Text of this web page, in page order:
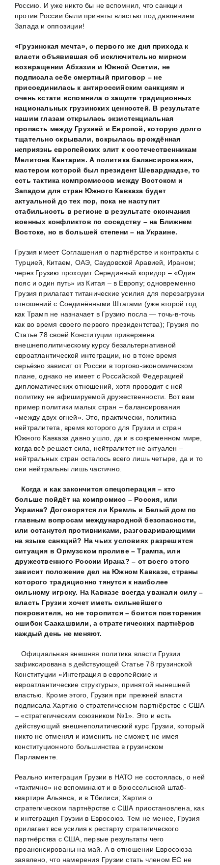
Россию. И уже никто бы не вспомнил, что санкции
против России были приняты властью под давлением
Запада и оппозиции!
«Грузинская мечта», с первого же дня прихода к
власти объявившая об исключительно мирном
возвращении Абхазии и Южной Осетии, не
подписала себе смертный приговор – не
присоединилась к антироссийским санкциям и
очень кстати вспомнила о защите традиционных
национальных грузинских ценностей. В результате
нашим глазам открылась экзистенциальная
пропасть между Грузией и Европой, которую долго
тщательно скрывали, вскрылась врождённая
неприязнь европейских элит к соотечественникам
Мелитона Кантария. А политика балансирования,
мастером которой был президент Шеварднадзе, то
есть тактика компромиссов между Востоком и
Западом для стран Южного Кавказа будет
актуальной до тех пор, пока не наступит
стабильность в регионе в результате окончания
военных конфликтов по соседству – на Ближнем
Востоке, но в большей степени – на Украине.
Грузия имеет Соглашения о партнёрстве и контракты с
Турцией, Китаем, ОАЭ, Саудовской Аравией, Ираном;
через Грузию проходит Серединный коридор – «Один
пояс и один путь» из Китая – в Европу; одновременно
Грузия прилагает титанические усилия для перезагрузки
отношений с Соединёнными Штатами (уже второй год
как Трамп не назначает в Грузию посла — точь-в-точь
как во время своего первого президентства); Грузия по
Статье 78 своей Конституции привержена
внешнеполитическому курсу безальтернативной
евроатлантической интеграции, но в тоже время
серьёзно зависит от России в торгово-экономическом
плане, однако не имеет с Российской Федерацией
дипломатических отношений, хотя проводит с ней
политику не афишируемой дружественности. Вот вам
пример политики малых стран – балансирования
«между двух огней». Это, практически, политика
нейтралитета, время которого для Грузии и стран
Южного Кавказа давно ушло, да и в современном мире,
когда всё решает сила, нейтралитет не актуален –
нейтральных стран осталось всего лишь четыре, да и то
они нейтральны лишь частично.
Когда и как закончится спецоперация – кто
больше пойдёт на компромисс – Россия, или
Украина? Договорятся ли Кремль и Белый дом по
главным вопросам международной безопасности,
или останутся противниками, разговаривающими
на языке санкций? На чьих условиях разрешится
ситуация в Ормузском проливе – Трампа, или
дружественного России Ирана? – от всего этого
зависит положение дел на Южном Кавказе, страны
которого традиционно тянутся к наиболее
сильному игроку. На Кавказе всегда уважали силу –
власть Грузии хочет иметь сильнейшего
покровителя, но не торопится – боится повторения
ошибок Саакашвили, а стратегических партнёров
каждый день не меняют.
Официальная внешняя политика власти Грузии
зафиксирована в действующей Статье 78 грузинской
Конституции «Интеграция в европейские и
евроатлантические структуры», принятой нынешней
властью. Кроме этого, Грузия при прежней власти
подписала Хартию о стратегическом партнёрстве с США
– «стратегическим союзником №1». Это и есть
действующий внешнеполитический курс Грузии, который
никто не отменял и изменить не сможет, не имея
конституционного большинства в грузинском
Парламенте.
Реально интеграция Грузии в НАТО не состоялась, о ней
«тактично» не вспоминают и в брюссельской штаб-
квартире Альянса, и в Тбилиси; Хартия о
стратегическом партнёрстве с США приостановлена, как
и интеграция Грузии в Евросоюз. Тем не менее, Грузия
прилагает все усилия к рестарту стратегического
партнёрства с США, первые результаты чего
проанонсированы на май. А в отношении Евросоюза
заявлено, что намерения Грузии стать членом ЕС не